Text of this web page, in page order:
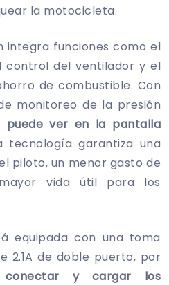
la motocicleta.
integra funciones como el
control del ventilador y el
de combustible. Con
monitoreo de la presión
puede ver en la pantalla
tecnología garantiza una
piloto, un menor gasto de
vida útil para los
equipada con una toma
2.1A de doble puerto, por
conectar y cargar los